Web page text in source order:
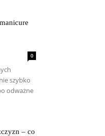
0
szybko
odważne
– co